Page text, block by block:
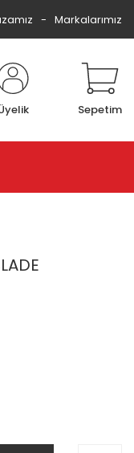
Markalarımız
Sepetim